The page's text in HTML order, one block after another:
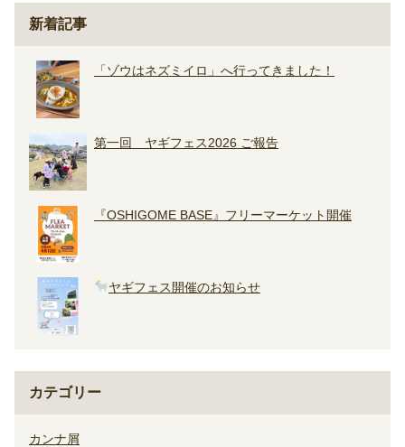
新着記事
「ゾウはネズミイロ」へ行ってきました！
第一回 ヤギフェス2026 ご報告
『OSHIGOME BASE』フリーマーケット開催
ヤギフェス開催のお知らせ
カテゴリー
カンナ屑